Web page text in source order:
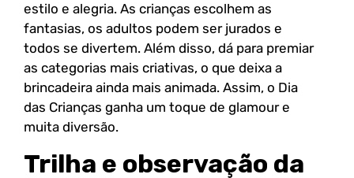
estilo e alegria. As crianças escolhem as
fantasias, os adultos podem ser jurados e
todos se divertem. Além disso, dá para premiar
as categorias mais criativas, o que deixa a
brincadeira ainda mais animada. Assim, o Dia
das Crianças ganha um toque de glamour e
muita diversão.
Trilha e observação da